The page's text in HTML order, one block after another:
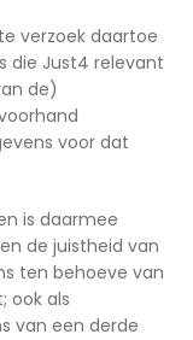
daartoe
die Just4 relevant
de)
voor dat
is daarmee
de juistheid van
ten behoeve van
ook als
van een derde